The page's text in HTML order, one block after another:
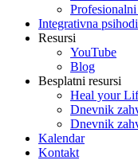
Integrativna
Resursi
YouTube
Blog
Besplatni resursi
Heal your
Dnevnik
Dnevnik
Kalendar
Kontakt